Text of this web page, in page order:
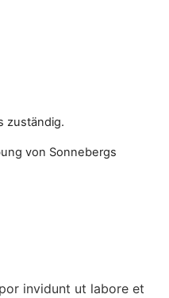
zuständig.
von Sonnebergs
invidunt ut labore et